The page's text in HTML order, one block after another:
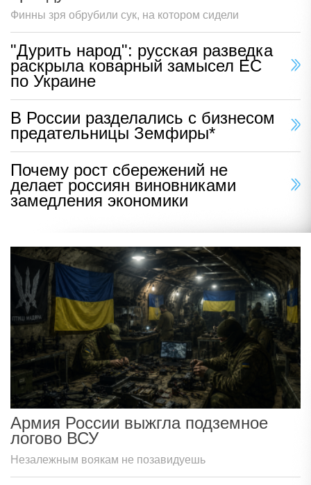
Финны зря обрубили сук, на котором сидели
"Дурить народ": русская разведка
раскрыла коварный замысел ЕС
по Украине
В России разделались с бизнесом
предательницы Земфиры*
Почему рост сбережений не
делает россиян виновниками
замедления экономики
Армия России выжгла подземное
логово ВСУ
Незалежным воякам не позавидуешь